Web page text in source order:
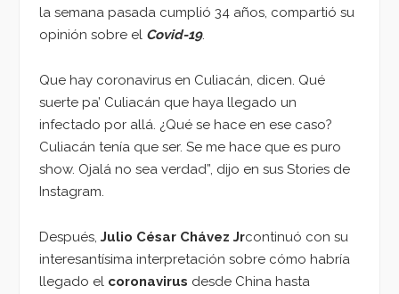
la semana pasada cumplió 34 años, compartió su
opinión sobre el Covid-19.
Que hay coronavirus en Culiacán, dicen. Qué
suerte pa’ Culiacán que haya llegado un
infectado por allá. ¿Qué se hace en ese caso?
Culiacán tenía que ser. Se me hace que es puro
show. Ojalá no sea verdad”, dijo en sus Stories de
Instagram.
Después, Julio César Chávez Jrcontinuó con su
interesantísima interpretación sobre cómo habría
llegado el coronavirus desde China hasta